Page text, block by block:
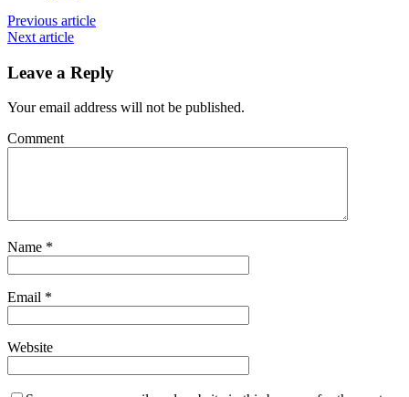
Previous article
Next article
Leave a Reply
Your email address will not be published.
Comment
Name *
Email *
Website